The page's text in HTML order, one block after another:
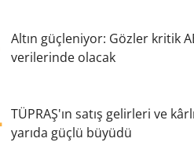
Altın güçleniyor: Gözler kritik
verilerinde olacak
TÜPRAŞ'ın satış gelirleri ve
yarıda güçlü büyüdü